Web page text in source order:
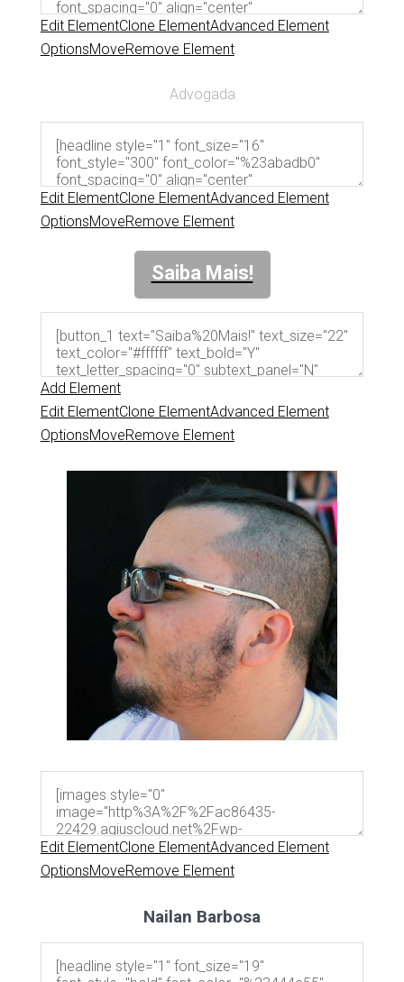
Edit ElementClone ElementAdvanced Element
OptionsMoveRemove Element
Advogada
Edit ElementClone ElementAdvanced Element
OptionsMoveRemove Element
Saiba Mais!
Add Element
Edit ElementClone ElementAdvanced Element
OptionsMoveRemove Element
Edit ElementClone ElementAdvanced Element
OptionsMoveRemove Element
Nailan Barbosa